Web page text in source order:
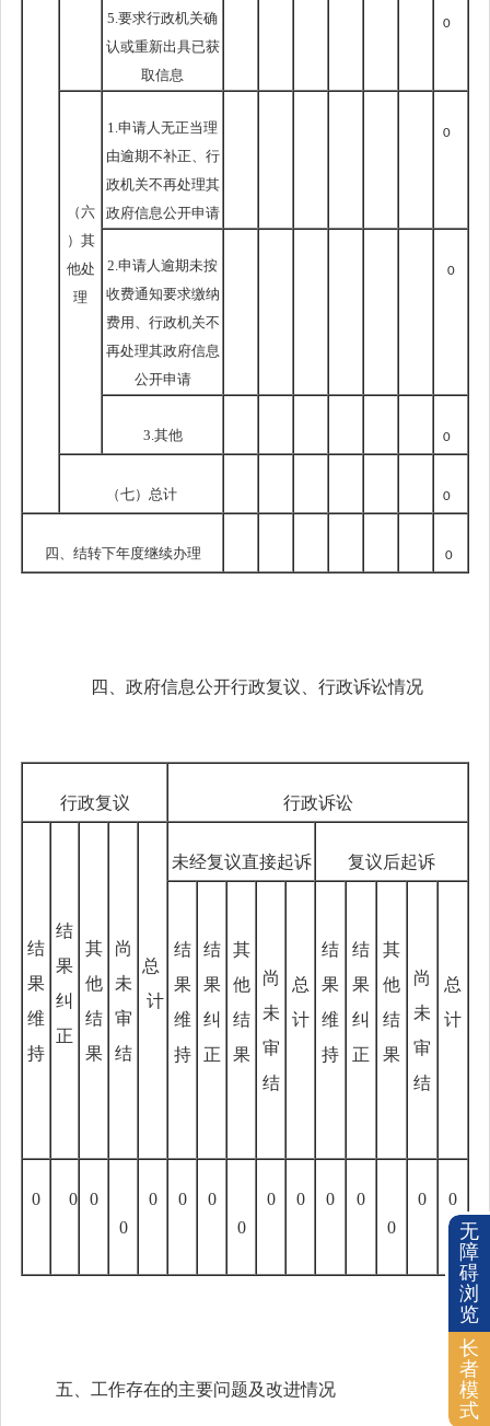
5.要求行政机关确
认或重新出具已获
取信息
0
（六
）其
他处
理
1.申请人无正当理
由逾期不补正、行
政机关不再处理其
政府信息公开申请
0
2.申请人逾期未按
收费通知要求缴纳
费用、行政机关不
再处理其政府信息
公开申请
0
3.其他 0
（七）总计 0
四、结转下年度继续办理 0
四、政府信息公开行政复议、行政诉讼情况
行政复议 行政诉讼
结
果
维
持
结
果
纠
正
其
他
结
果
尚
未
审
结
总
计
未经复议直接起诉 复议后起诉
结
果
维
持
结
果
纠
正
其
他
结
果
尚
未
审
结
总
计
结
果
维
持
结
果
纠
正
其
他
结
果
尚
未
审
结
总
计
0 0
0
0
0 0
0
0
0 0 0
0
0
0 0
五、 工作存在的主要问题及改进情况
无
障
碍
浏
览
长
者
模
式